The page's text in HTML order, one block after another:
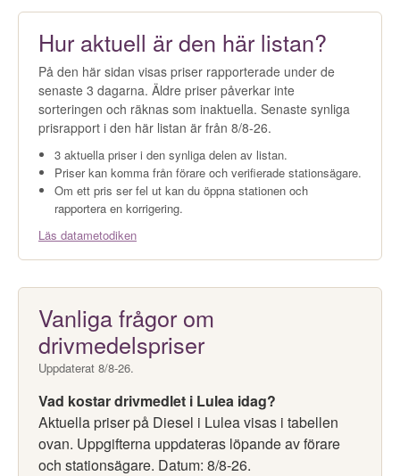
Hur aktuell är den här listan?
På den här sidan visas priser rapporterade under de
senaste 3 dagarna. Äldre priser påverkar inte
sorteringen och räknas som inaktuella. Senaste synliga
prisrapport i den här listan är från 8/8-26.
3 aktuella priser i den synliga delen av listan.
Priser kan komma från förare och verifierade stationsägare.
Om ett pris ser fel ut kan du öppna stationen och
rapportera en korrigering.
Läs datametodiken
Vanliga frågor om
drivmedelspriser
Uppdaterat 8/8-26.
Vad kostar drivmedlet i Lulea idag?
Aktuella priser på Diesel i Lulea visas i tabellen
ovan. Uppgifterna uppdateras löpande av förare
och stationsägare. Datum: 8/8-26.